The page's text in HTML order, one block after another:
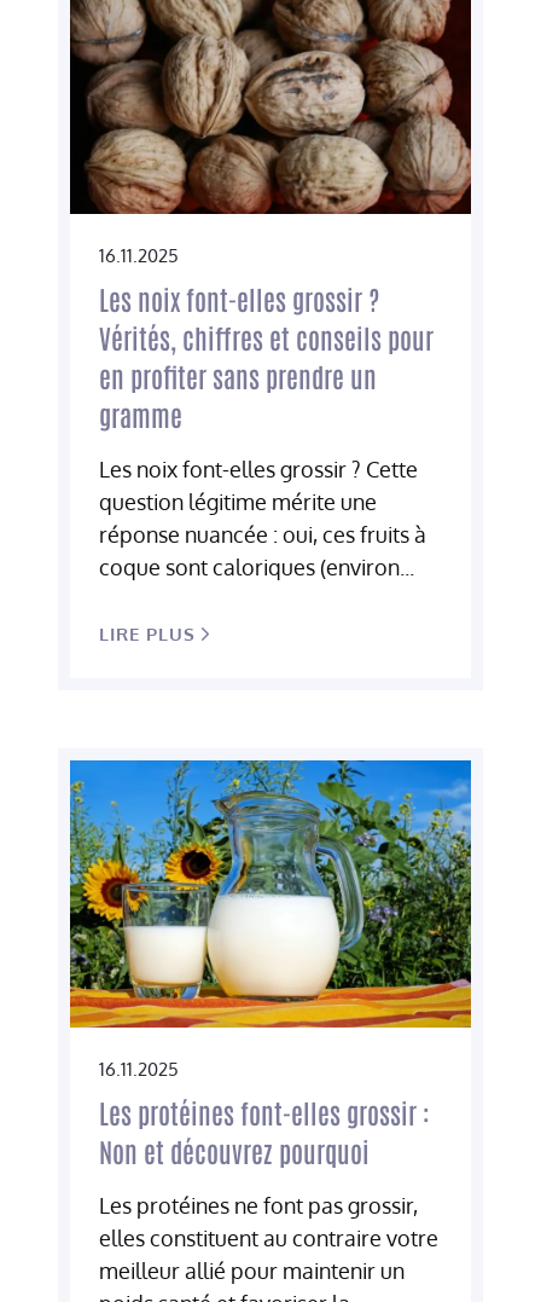
16.11.2025
Les noix font-elles grossir ?
Vérités, chiffres et conseils pour
en profiter sans prendre un
gramme
Les noix font-elles grossir ? Cette
question légitime mérite une
réponse nuancée : oui, ces fruits à
coque sont caloriques (environ...
LIRE PLUS
16.11.2025
Les protéines font-elles grossir :
Non et découvrez pourquoi
Les protéines ne font pas grossir,
elles constituent au contraire votre
meilleur allié pour maintenir un